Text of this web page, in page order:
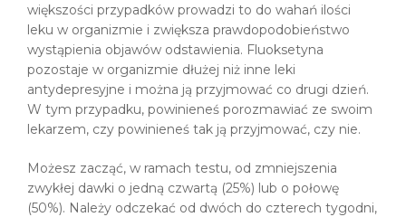
większości przypadków prowadzi to do wahań ilości
leku w organizmie i zwiększa prawdopodobieństwo
wystąpienia objawów odstawienia. Fluoksetyna
pozostaje w organizmie dłużej niż inne leki
antydepresyjne i można ją przyjmować co drugi dzień.
W tym przypadku, powinieneś porozmawiać ze swoim
lekarzem, czy powinieneś tak ją przyjmować, czy nie.
Możesz zacząć, w ramach testu, od zmniejszenia
zwykłej dawki o jedną czwartą (25%) lub o połowę
(50%). Należy odczekać od dwóch do czterech tygodni,